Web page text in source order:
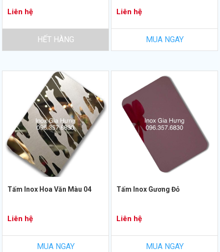
Liên hệ
HẾT HÀNG
Liên hệ
MUA NGAY
Tấm Inox Hoa Văn Màu 04
Liên hệ
MUA NGAY
Tấm Inox Gương Đỏ
Liên hệ
MUA NGAY